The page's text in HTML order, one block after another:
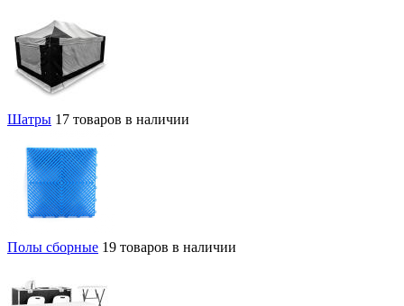
Шатры 17 товаров в наличии
Полы сборные 19 товаров в наличии